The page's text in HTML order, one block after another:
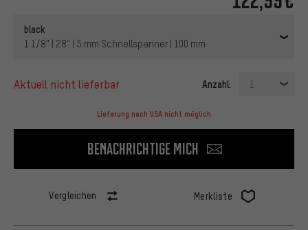
black
1 1/8" | 28" | 5 mm Schnellspanner | 100 mm
aktuell nicht lieferbar Anzahl: 1
Lieferung nach USA nicht möglich
Benachrichtige mich
Vergleichen Merkliste